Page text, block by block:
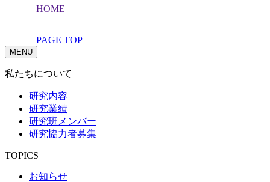
HOME
PAGE TOP
MENU
私たちについて
研究内容
研究業績
研究班メンバー
研究協力者募集
TOPICS
お知らせ